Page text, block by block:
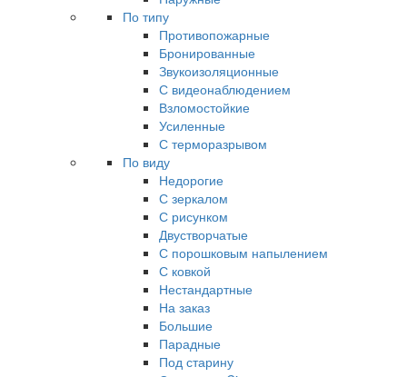
По типу
Противопожарные
Бронированные
Звукоизоляционные
С видеонаблюдением
Взломостойкие
Усиленные
С терморазрывом
По виду
Недорогие
С зеркалом
С рисунком
Двустворчатые
С порошковым напылением
С ковкой
Нестандартные
На заказ
Большие
Парадные
Под старину